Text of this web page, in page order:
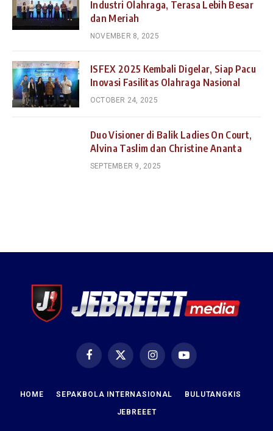
Industri Olahraga, Terasa Lebih Besar
dan Meriah
NOVEMBER 8, 2025
ISFEX 2025 Kembali Digelar, Siap Pacu
Inovasi Fasilitas Olahraga Nasional
OCTOBER 24, 2025
Duo Visioner di Balik Ladies On Court,
Alvina Taslim dan Christine Ananta
SEPTEMBER 9, 2025
FacebookX
(Twitter)
InstagramYouTube
HOME SEPAKBOLA INTERNASIONAL BULUTANGKIS
JEBREEET